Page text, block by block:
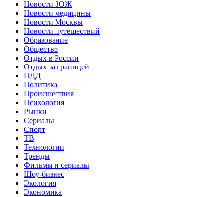
Новости ЗОЖ
Новости медицины
Новости Москвы
Новости путешествий
Образование
Общество
Отдых в России
Отдых за границей
ПДД
Политика
Происшествия
Психология
Рынки
Сериалы
Спорт
ТВ
Технологии
Тренды
Фильмы и сериалы
Шоу-бизнес
Экология
Экономика